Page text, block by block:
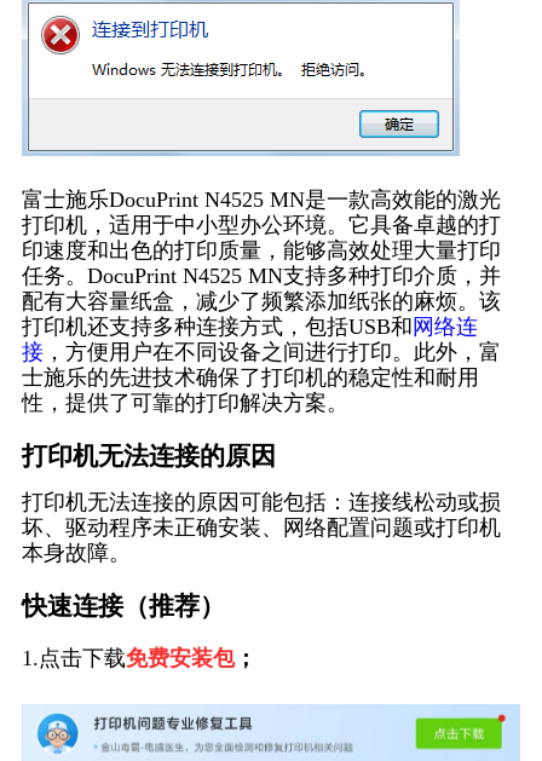
富士施乐DocuPrint N4525 MN是一款高效能的激光
打印机，适用于中小型办公环境。它具备卓越的打
印速度和出色的打印质量，能够高效处理大量打印
任务。DocuPrint N4525 MN支持多种打印介质，并
配有大容量纸盒，减少了频繁添加纸张的麻烦。该
打印机还支持多种连接方式，包括USB和 网络连
接，方便用户在不同设备之间进行打印。此外，富
士施乐的先进技术确保了打印机的稳定性和耐用
性，提供了可靠的打印解决方案。
打印机无法连接的原因
打印机无法连接的原因可能包括：连接线松动或损
坏、驱动程序未正确安装、网络配置问题或打印机
本身故障。
快速连接（推荐）
1.点击下载免费安装包；